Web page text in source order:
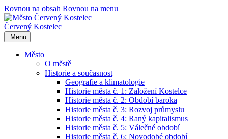
Rovnou na obsah Rovnou na menu
Červený Kostelec
Menu
Město
O městě
Historie a současnost
Geografie a klimatologie
Historie města č. 1: Založení Kostelce
Historie města č. 2: Období baroka
Historie města č. 3: Rozvoj průmyslu
Historie města č. 4: Raný kapitalismus
Historie města č. 5: Válečné období
Historie města č. 6: Novodobé období